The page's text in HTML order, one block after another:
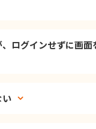
ログインせずに画
い